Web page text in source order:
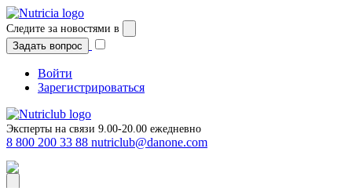
Перейти
к
содержимому
Следите за новостями в
Задать вопрос
Войти
Зарегистрироваться
Эксперты на связи 9.00-20.00 ежедневно
8 800 200 33 88 nutriclub@danone.com